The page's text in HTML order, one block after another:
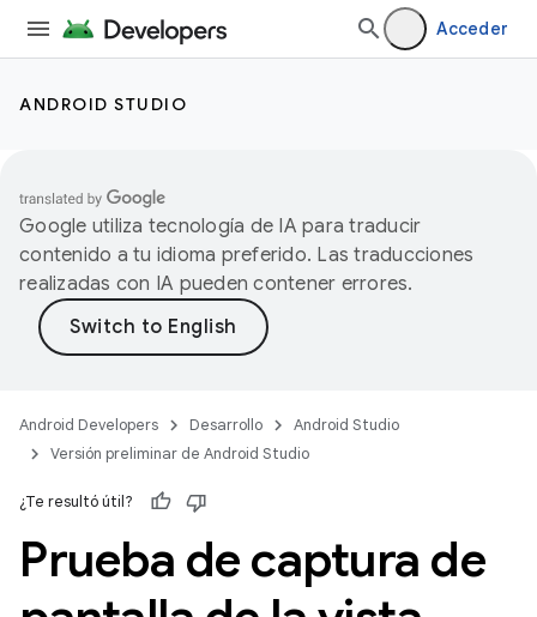
Acceder
ANDROID STUDIO
Google utiliza tecnología de IA para traducir
contenido a tu idioma preferido. Las traducciones
realizadas con IA pueden contener errores.
Android Developers Desarrollo
Android Studio
Versión preliminar de Android Studio
¿Te resultó útil?
Prueba de captura de